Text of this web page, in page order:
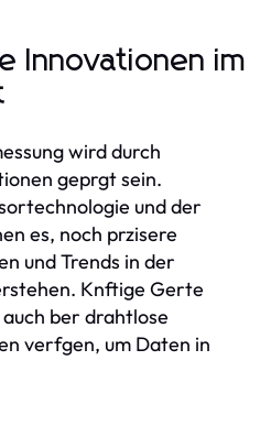
Innovationen im
wird durch
geprgt sein.
und der
es, noch przisere
und Trends in der
Knftige Gerte
ber drahtlose
verfgen, um Daten in